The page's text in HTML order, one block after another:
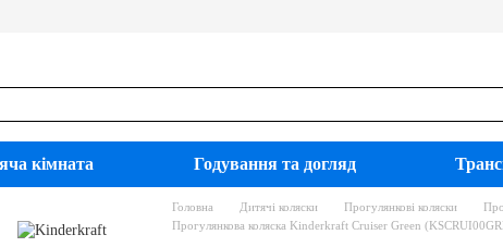
кімната Годування та догляд
Головна Дитячі коляски Прогулянкові коляски
Прогулянкова коляска Kinderkraft Cruiser Green